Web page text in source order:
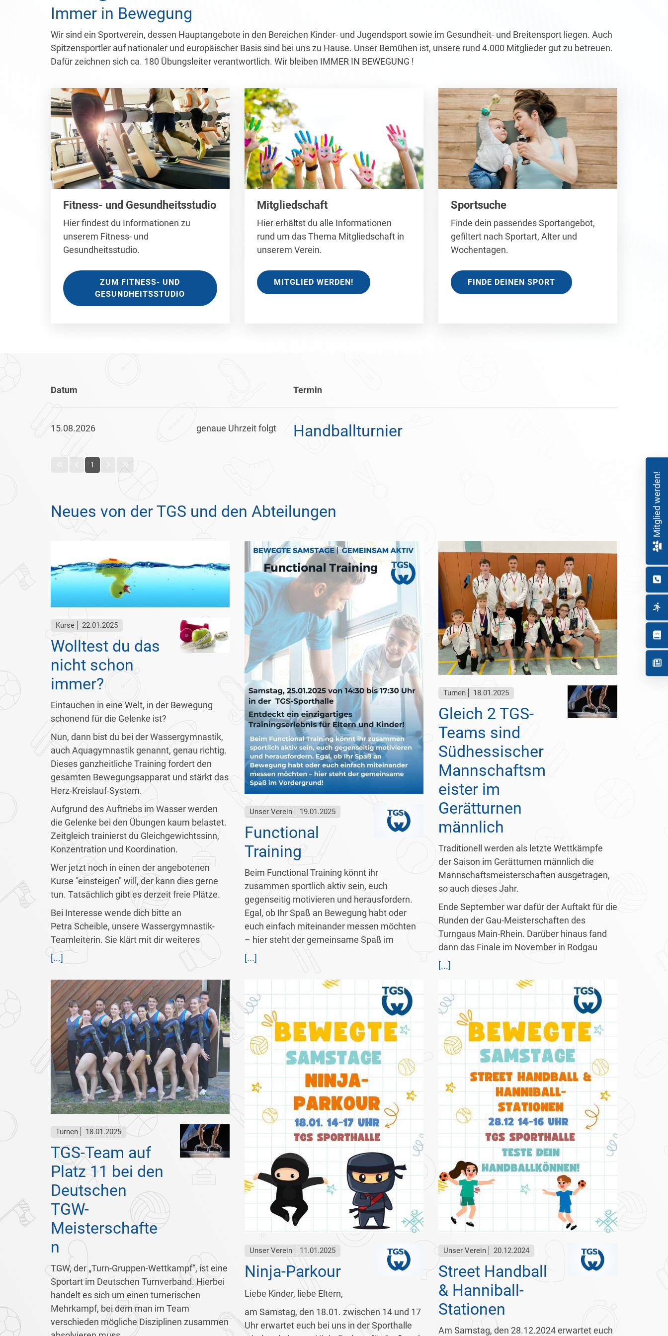
Immer in Bewegung
Wir sind ein Sportverein, dessen Hauptangebote in den Bereichen Kinder- und Jugendsport sowie im Gesundheit- und Breitensport liegen. Auch
Spitzensportler auf nationaler und europäischer Basis sind bei uns zu Hause. Unser Bemühen ist, unsere rund 4.000 Mitglieder gut zu betreuen.
Dafür zeichnen sich ca. 180 Übungsleiter verantwortlich. Wir bleiben IMMER IN BEWEGUNG !
Fitness- und Gesundheitsstudio
Hier findest du Informationen zu
unserem Fitness- und
Gesundheitsstudio.
ZUM FITNESS- UND
GESUNDHEITSSTUDIO
Mitgliedschaft
Hier erhältst du alle Informationen
rund um das Thema Mitgliedschaft in
unserem Verein.
MITGLIED WERDEN!
Sportsuche
Finde dein passendes Sportangebot,
gefiltert nach Sportart, Alter und
Wochentagen.
FINDE DEINEN SPORT
Datum Termin
15.08.2026 genaue Uhrzeit folgt Handballturnier
1
Neues von der TGS und den Abteilungen
Kurse 22.01.2025
Wolltest du das
nicht schon
immer?
Eintauchen in eine Welt, in der Bewegung
schonend für die Gelenke ist?
Nun, dann bist du bei der Wassergymnastik,
auch Aquagymnastik genannt, genau richtig.
Dieses ganzheitliche Training fordert den
gesamten Bewegungsapparat und stärkt das
Herz-Kreislauf-System.
Aufgrund des Auftriebs im Wasser werden
die Gelenke bei den Übungen kaum belastet.
Zeitgleich trainierst du Gleichgewichtssinn,
Konzentration und Koordination.
Wer jetzt noch in einen der angebotenen
Kurse "einsteigen" will, der kann dies gerne
tun. Tatsächlich gibt es derzeit freie Plätze.
Bei Interesse wende dich bitte an
Petra Scheible, unsere Wassergymnastik-
Teamleiterin. Sie klärt mit dir weiteres
[...]
Unser Verein 19.01.2025
Functional
Training
Beim Functional Training könnt ihr
zusammen sportlich aktiv sein, euch
gegenseitig motivieren und herausfordern.
Egal, ob Ihr Spaß an Bewegung habt oder
euch einfach miteinander messen möchten
– hier steht der gemeinsame Spaß im
[...]
Turnen 18.01.2025
Gleich 2 TGS-
Teams sind
Südhessischer
Mannschaftsm
eister im
Gerätturnen
männlich
Traditionell werden als letzte Wettkämpfe
der Saison im Gerätturnen männlich die
Mannschaftsmeisterschaften ausgetragen,
so auch dieses Jahr.
Ende September war dafür der Auftakt für die
Runden der Gau-Meisterschaften des
Turngaus Main-Rhein. Darüber hinaus fand
dann das Finale im November in Rodgau
[...]
Turnen 18.01.2025
TGS-Team auf
Platz 11 bei den
Deutschen
TGW-
Meisterschafte
n
TGW, der „Turn-Gruppen-Wettkampf“, ist eine
Sportart im Deutschen Turnverband. Hierbei
handelt es sich um einen turnerischen
Mehrkampf, bei dem man im Team
verschieden mögliche Disziplinen zusammen
Unser Verein 11.01.2025
Ninja-Parkour
Liebe Kinder, liebe Eltern,
am Samstag, den 18.01. zwischen 14 und 17
Uhr erwartet euch bei uns in der Sporthalle
Unser Verein 20.12.2024
Street Handball
& Hanniball-
Stationen
Am Samstag, den 28.12.2024 erwartet euch
Mitglied werden!